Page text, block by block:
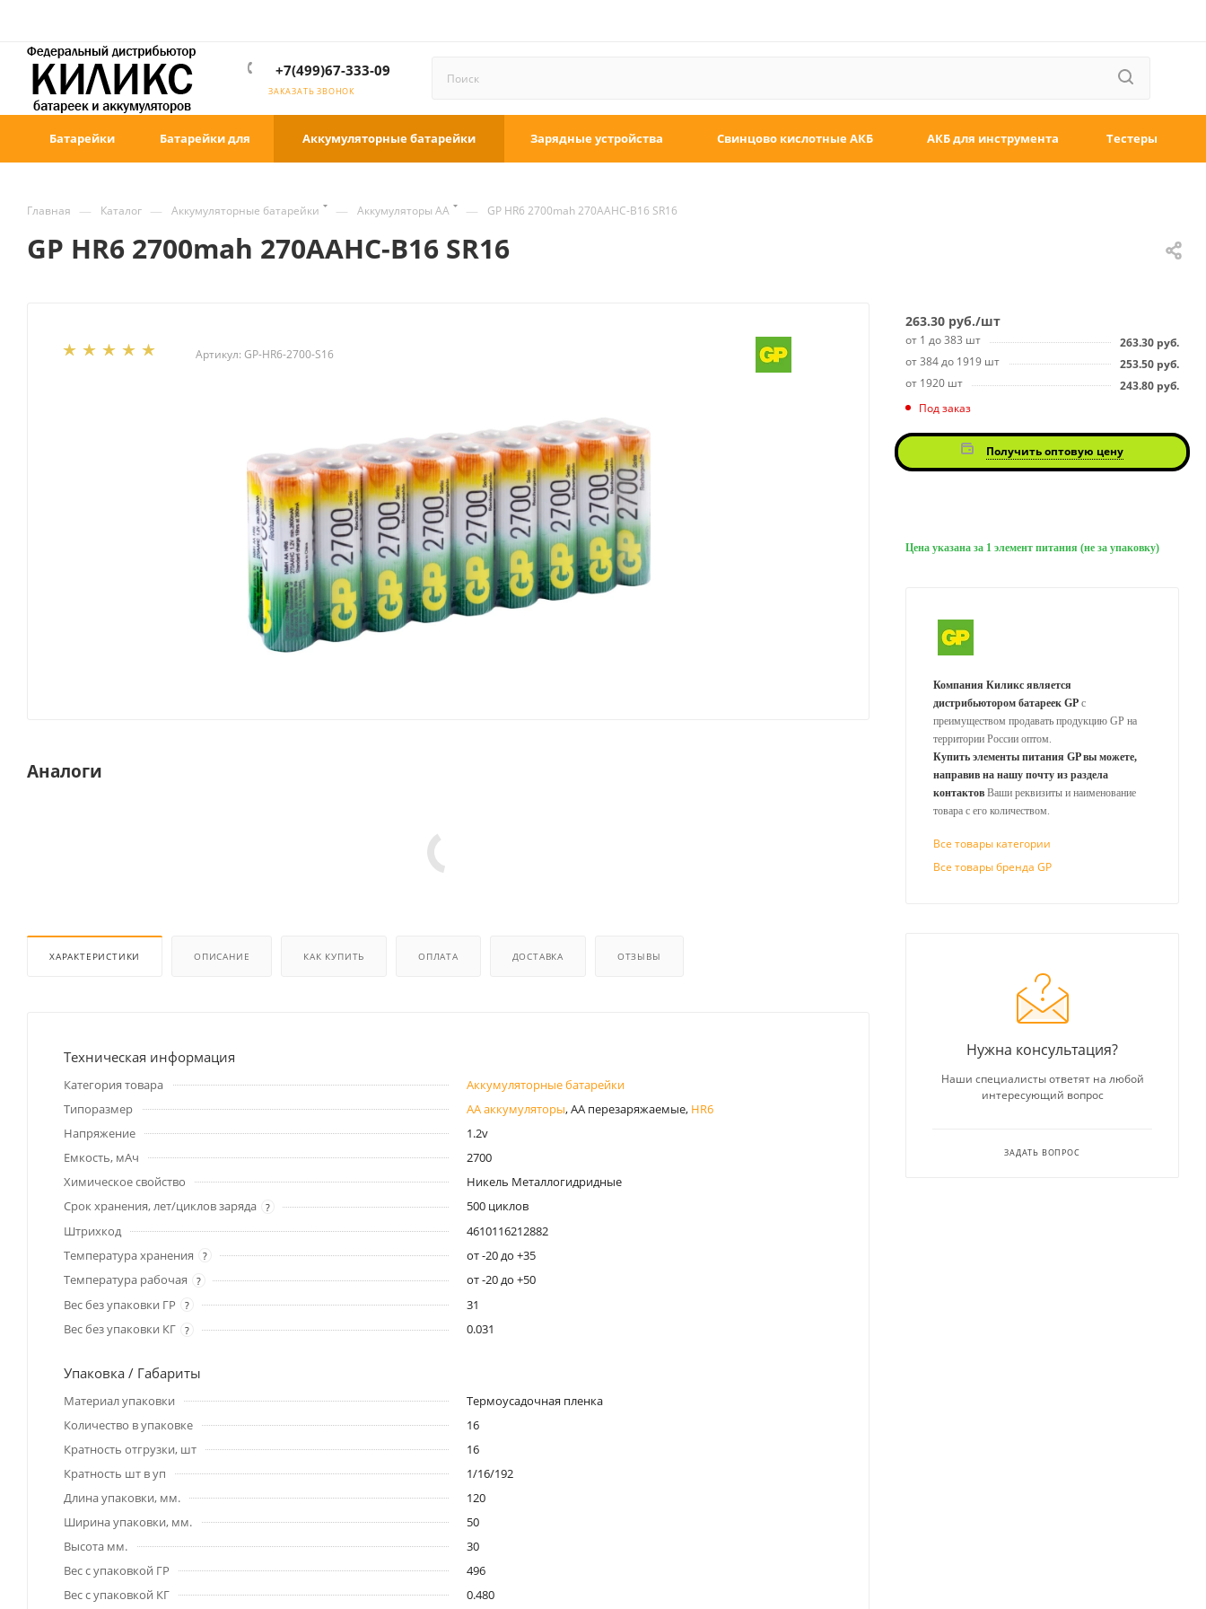
+7(499)67-333-09
ЗАКАЗАТЬ ЗВОНОК
Батарейки Батарейки для Аккумуляторные батарейки Зарядные устройства Свинцово кислотные АКБ АКБ для инструмента Тестеры
Главная — Каталог — Аккумуляторные батарейки — Аккумуляторы АА — GP HR6 2700mah 270AAHC-B16 SR16
GP HR6 2700mah 270AAHC-B16 SR16
Артикул: GP-HR6-2700-S16
Аналоги
ХАРАКТЕРИСТИКИ ОПИСАНИЕ КАК КУПИТЬ ОПЛАТА ДОСТАВКА ОТЗЫВЫ
Техническая информация
Категория товара
Аккумуляторные батарейки
Типоразмер
AA аккумуляторы, AA перезаряжаемые, HR6
Напряжение
1.2v
Емкость, мАч
2700
Химическое свойство
Никель Металлогидридные
Срок хранения, лет/циклов заряда
?
500 циклов
Штрихкод
4610116212882
Температура хранения
?
от -20 до +35
Температура рабочая
?
от -20 до +50
Вес без упаковки ГР
?
31
Вес без упаковки КГ
? 0.031
Упаковка / Габариты
Материал упаковки
Термоусадочная пленка
Количество в упаковке
16
Кратность отгрузки, шт
16
Кратность шт в уп
1/16/192
Длина упаковки, мм.
120
Ширина упаковки, мм.
50
Высота мм.
30
Вес с упаковкой ГР
496
Вес с упаковкой КГ
0.480
263.30 руб./шт
от 1 до 383 шт 263.30 руб.
от 384 до 1919 шт
253.50 руб.
от 1920 шт
243.80 руб.
Под заказ
Получить оптовую цену
Цена указана за 1 элемент питания (не за упаковку)
Компания Киликс является
дистрибьютором батареек GP с
преимуществом продавать продукцию GP на
территории России оптом.
Купить элементы питания GP вы можете,
направив на нашу почту из раздела
контактов Ваши реквизиты и наименование
товара с его количеством.
Все товары категории
Все товары бренда GP
Нужна консультация?
Наши специалисты ответят на любой
интересующий вопрос
ЗАДАТЬ ВОПРОС